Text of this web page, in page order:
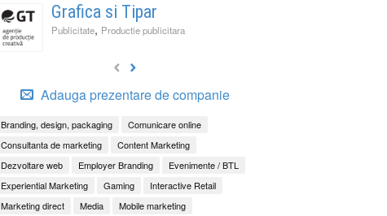
Grafica si Tipar
Publicitate, Productie publicitara
Adauga prezentare de companie
Branding, design, packaging
Comunicare online
Consultanta de marketing
Content Marketing
Dezvoltare web
Employer Branding
Evenimente / BTL
Experiential Marketing
Gaming
Interactive Retail
Marketing direct
Media
Mobile marketing